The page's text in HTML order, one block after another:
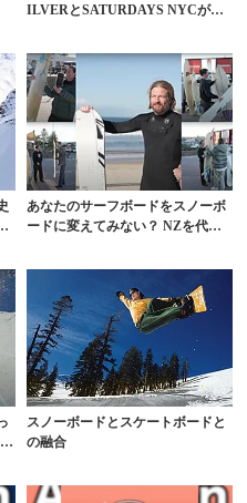
ILVERとSATURDAYS NYCが
あなたのサーフボードをスノーボ
ードに変えてみない？ NZを代表
スノーボードとスケートボードと
の融合